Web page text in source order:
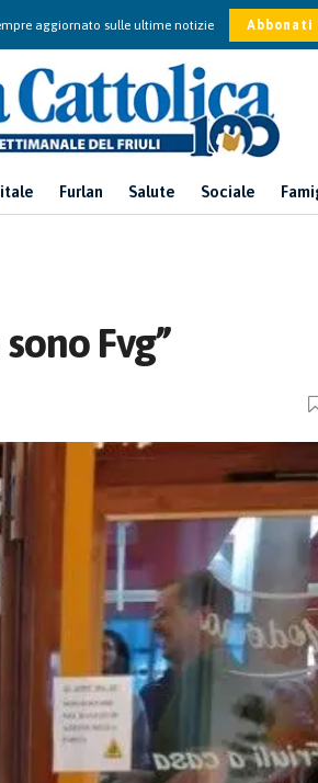
aggiornato sulle ultime notizie Abbonati
Furlan Salute Sociale
Fvg”